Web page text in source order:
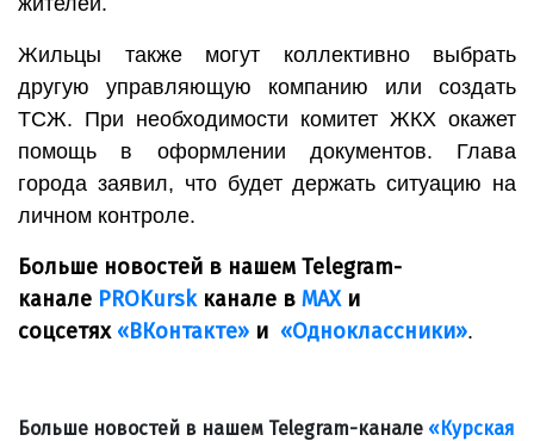
Жильцы также могут коллективно выбрать
другую управляющую компанию или создать
ТСЖ. При необходимости комитет ЖКХ окажет
помощь в оформлении документов. Глава
города заявил, что будет держать ситуацию на
личном контроле.
Больше новостей в нашем Telegram-
канале PROKurskканале в МАХи
соцсетях «ВКонтакте» и «Одноклассники».
Больше новостей в нашем Telegram-канале «Курская